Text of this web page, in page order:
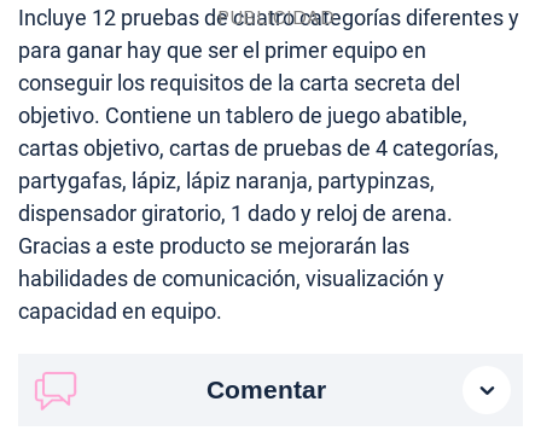
Incluye 12 pruebas de cuatro categorías diferentes y
para ganar hay que ser el primer equipo en
conseguir los requisitos de la carta secreta del
objetivo. Contiene un tablerode juego abatible,
cartas objetivo, cartas de pruebas de 4 categorías,
partygafas, lápiz, lápiz naranja, partypinzas,
dispensador giratorio, 1 dado y reloj de arena.
Gracias a este producto se mejorarán las
habilidades de comunicación, visualización y
capacidad en equipo.
Comentar